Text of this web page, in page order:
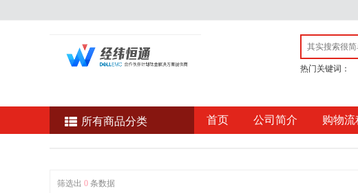
热门关键词：
首页 公司简介 购物流
所有商品分类
筛选出 0 条数据